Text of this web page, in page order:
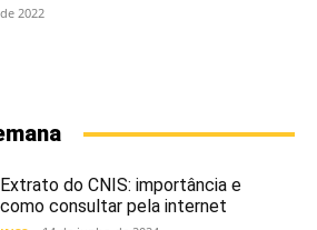
2022
Extrato do CNIS: importância e
como consultar pela internet